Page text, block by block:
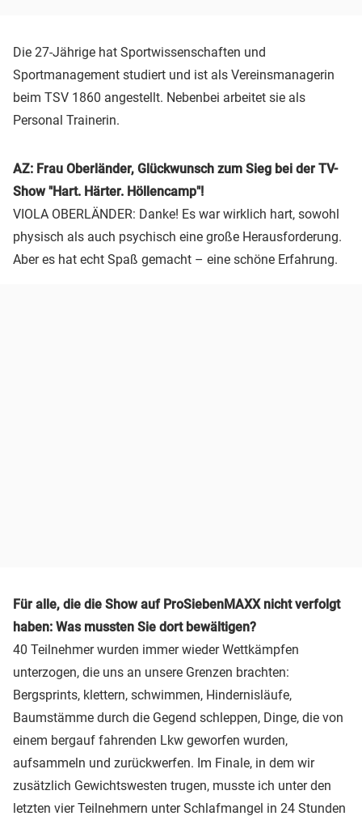
Die 27-Jährige hat Sportwissenschaften und
Sportmanagement studiert und ist als Vereinsmanagerin
beim TSV 1860 angestellt. Nebenbei arbeitet sie als
Personal Trainerin.
AZ: Frau Oberländer, Glückwunsch zum Sieg bei der TV-
Show "Hart. Härter. Höllencamp"!
VIOLA OBERLÄNDER: Danke! Es war wirklich hart, sowohl
physisch als auch psychisch eine große Herausforderung.
Aber es hat echt Spaß gemacht – eine schöne Erfahrung.
Für alle, die die Show auf ProSiebenMAXX nicht verfolgt
haben: Was mussten Sie dort bewältigen?
40 Teilnehmer wurden immer wieder Wettkämpfen
unterzogen, die uns an unsere Grenzen brachten:
Bergsprints, klettern, schwimmen, Hindernisläufe,
Baumstämme durch die Gegend schleppen, Dinge, die von
einem bergauf fahrenden Lkw geworfen wurden,
aufsammeln und zurückwerfen. Im Finale, in dem wir
zusätzlich Gewichtswesten trugen, musste ich unter den
letzten vier Teilnehmern unter Schlafmangel in 24 Stunden